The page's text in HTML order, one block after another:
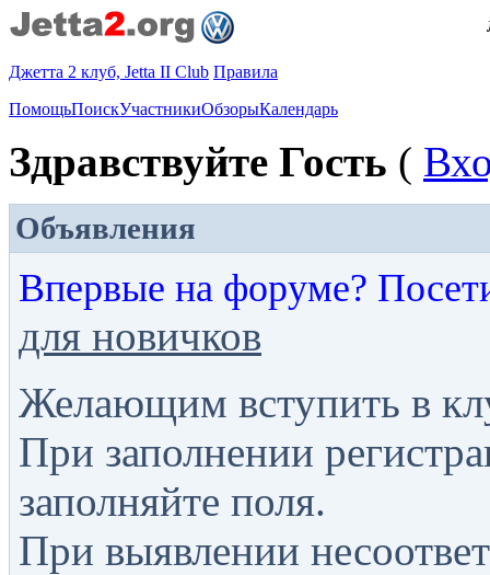
Джетта 2 клуб, Jetta II Club Правила
ПомощьПоискУчастникиОбзорыКалендарь
Здравствуйте Гость (
Объявления
Впервые на форуме?
для новичков
Желающим вступить в
При заполнении
заполняйте поля.
При выявлении